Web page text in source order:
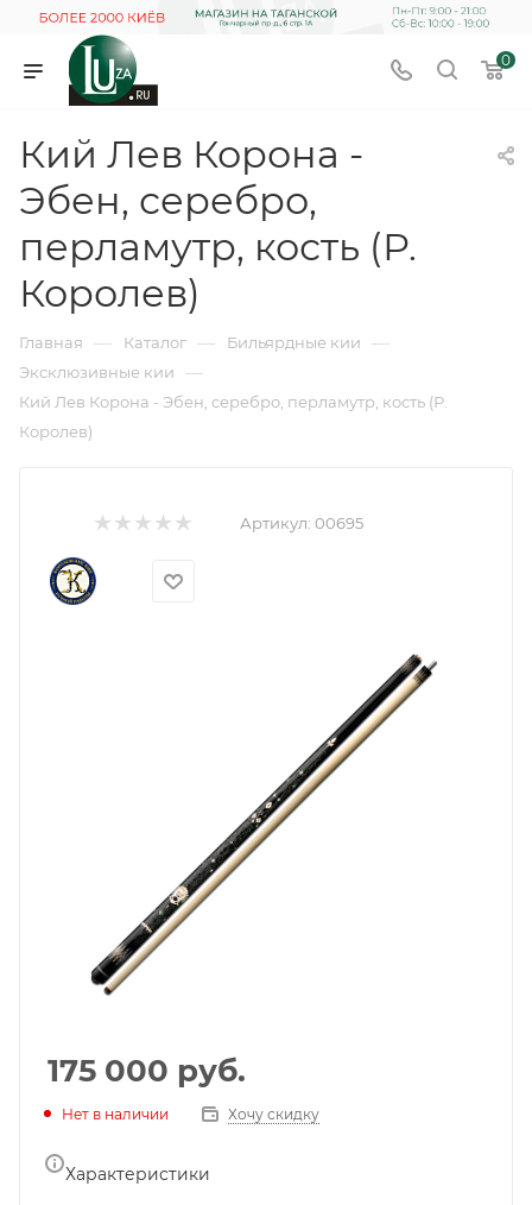
0
Кий Лев Корона -
Эбен, серебро,
перламутр, кость (Р.
Королев)
Главная — Каталог — Бильярдные кии —
Эксклюзивные кии —
Кий Лев Корона - Эбен, серебро, перламутр, кость (Р.
Королев)
Артикул: 00695
175 000 руб.
Нет в наличии Хочу скидку
Характеристики